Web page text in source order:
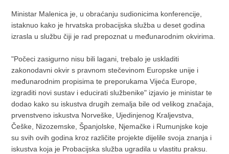
Ministar Malenica je, u obraćanju sudionicima konferencije,
istaknuo kako je hrvatska probacijska služba u deset godina
izrasla u službu čiji je rad prepoznat u međunarodnim okvirima.
"Počeci zasigurno nisu bili lagani, trebalo je uskladiti
zakonodavni okvir s pravnom stečevinom Europske unije i
međunarodnim propisima te preporukama Vijeća Europe,
izgraditi novi sustav i educirati službenike" izjavio je ministar te
dodao kako su iskustva drugih zemalja bile od velikog značaja,
prvenstveno iskustva Norveške, Ujedinjenog Kraljevstva,
Češke, Nizozemske, Španjolske, Njemačke i Rumunjske koje
su svih ovih godina kroz različite projekte dijelile svoja znanja i
iskustva koja je Probacijska služba ugradila u vlastitu praksu.